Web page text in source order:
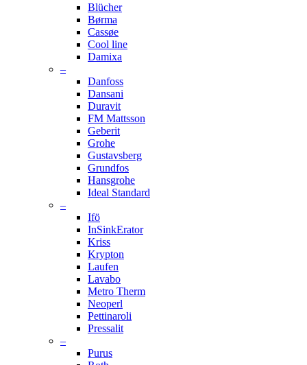
Blücher
Børma
Cassøe
Cool line
Damixa
–
Danfoss
Dansani
Duravit
FM Mattsson
Geberit
Grohe
Gustavsberg
Grundfos
Hansgrohe
Ideal Standard
–
Ifö
InSinkErator
Kriss
Krypton
Laufen
Lavabo
Metro Therm
Neoperl
Pettinaroli
Pressalit
–
Purus